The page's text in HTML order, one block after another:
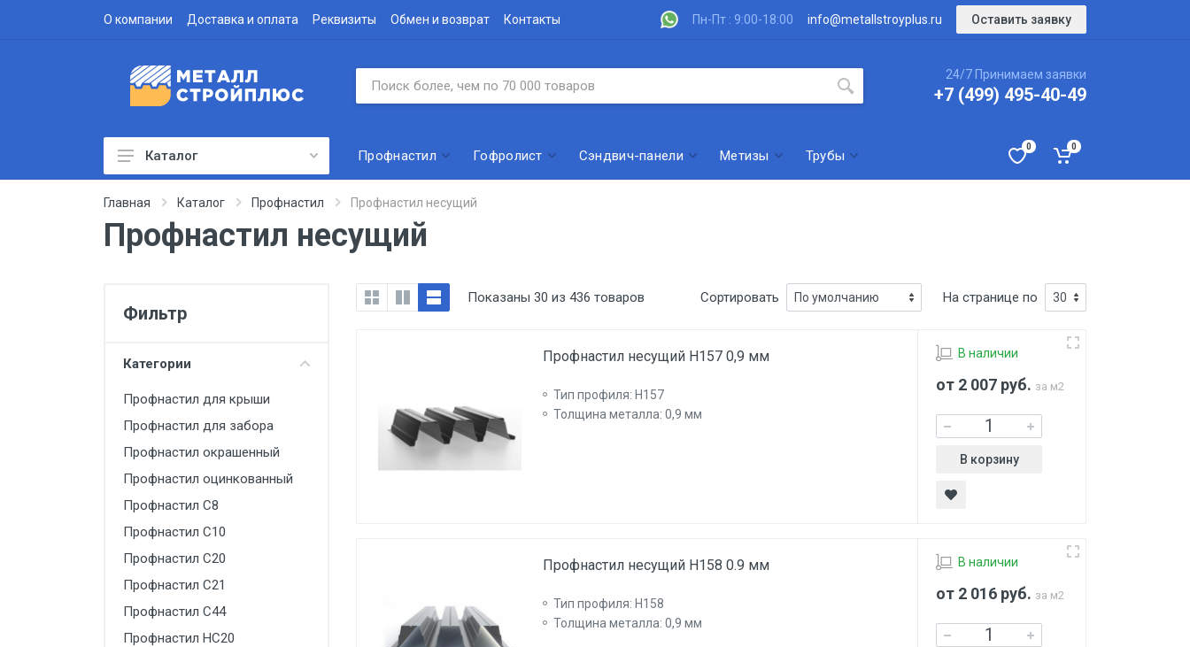
О компании Доставка и оплата Реквизиты Обмен и возврат Контакты Пн-Пт : 9:00-18:00 info@metallstroyplus.ru Оставить заявку
24/7 Принимаем заявки
+7 (499) 495-40-49
Профнастил
Водосточная система
Гофролист
Производство
Штакетник
Черный металлопрокат
Нержавеющий металлопрокат
Детали трубопроводов и
метизы
Каталог Профнастил Гофролист Сэндвич-панели Метизы Трубы
0 0
Главная Каталог Профнастил Профнастил несущий
Профнастил несущий
Фильтр
Категории
Профнастил для крыши
Профнастил для забора
Профнастил окрашенный
Профнастил оцинкованный
Профнастил С8
Профнастил С10
Профнастил С20
Профнастил С21
Профнастил С44
Профнастил НС20
Показаны 30 из 436 товаров Сортировать На странице по
Профнастил несущий Н157 0,9 мм
Тип профиля: Н157
Толщина металла: 0,9 мм
В наличии
от 2 007 руб. за м2
В корзину
Профнастил несущий Н158 0.9 мм
Тип профиля: Н158
Толщина металла: 0,9 мм
В наличии
от 2 016 руб. за м2